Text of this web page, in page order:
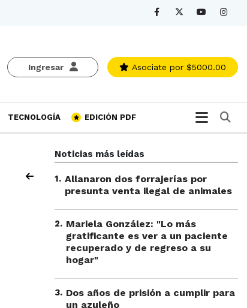
Ingresar Asociate por $5000.00
TECNOLOGÍA EDICIÓN PDF
Noticias más leídas
1. Allanaron dos forrajerías por
presunta venta ilegal de animales
2. Mariela González: "Lo más
gratificante es ver a un paciente
recuperado y de regreso a su
hogar"
3. Dos años de prisión a cumplir para
un azuleño